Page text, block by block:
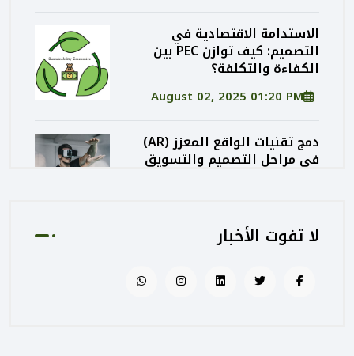
الاستدامة الاقتصادية في
التصميم: كيف توازن PEC بين
الكفاءة والتكلفة؟
August 02, 2025 01:20 PM
دمج تقنيات الواقع المعزز (AR)
في مراحل التصميم والتسويق
كيف تساهم PEC في رفع جودة
الإشراف المتكامل؟
لا تفوت الأخبار